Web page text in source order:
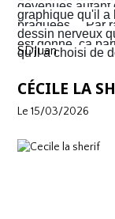
coup d’œil mais
réalité c’est la
une violence
avec son lot
shérif !
devenues autant
braquées… Par
est donné, ça
plus que
vont devoir faire
vont rapidement
Sophie. Un
graphique qu'il a
dessin nerveux
qu'il a choisi de
Bruxelles de
habitants !
SDJuan
CÉCILE LA
Le 15/03/2026